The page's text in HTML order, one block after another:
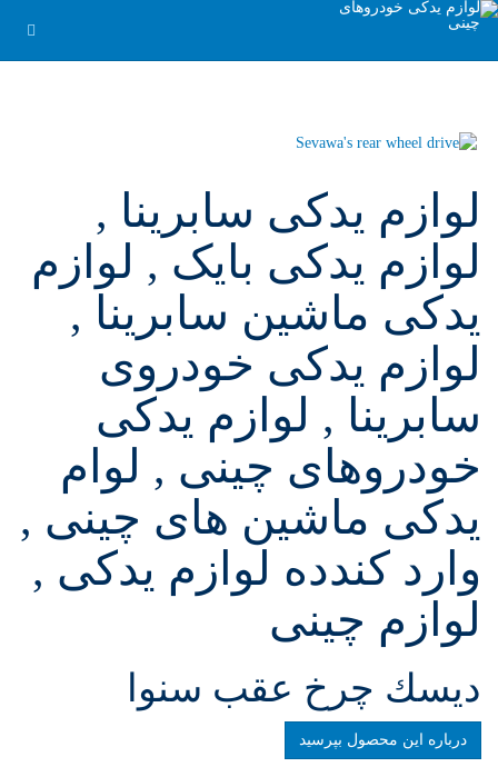
لوازم یدکی سابرینا ,
لوازم یدکی بایک , لوازم
یدکی ماشین سابرینا ,
لوازم یدکی خودروی
سابرینا , لوازم یدکی
خودروهای چینی , لوام
یدکی ماشین های چینی ,
وارد کندده لوازم یدکی ,
لوازم چینی
ديسك چرخ عقب سنوا
درباره این محصول بپرسید